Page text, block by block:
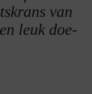
van
leuk doe-